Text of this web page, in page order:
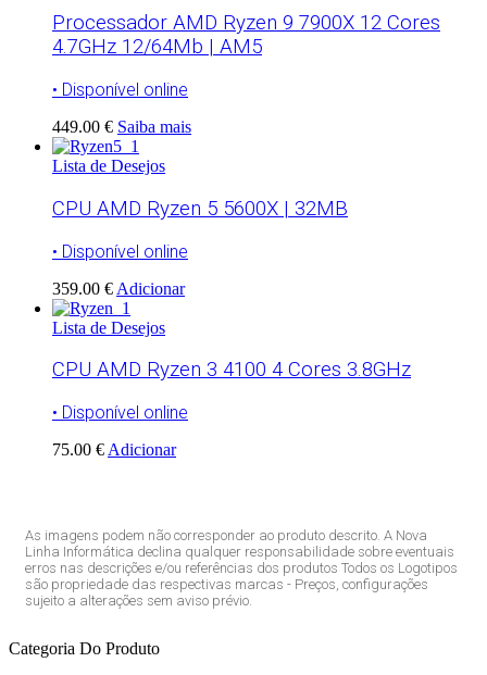
Processador AMD Ryzen 9 7900X 12 Cores
4.7GHz 12/64Mb | AM5
• Disponível online
449.00 € Saiba mais
Lista de Desejos
CPU AMD Ryzen 5 5600X | 32MB
• Disponível online
359.00 € Adicionar
Lista de Desejos
CPU AMD Ryzen 3 4100 4 Cores 3.8GHz
• Disponível online
75.00 € Adicionar
As imagens podem não corresponder ao produto descrito. A Nova
Linha Informática declina qualquer responsabilidade sobre eventuais
erros nas descrições e/ou referências dos produtos Todos os Logotipos
são propriedade das respectivas marcas - Preços, configurações
sujeito a alterações sem aviso prévio.
Categoria Do Produto